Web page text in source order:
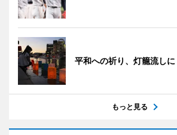
平和への祈り、灯籠流しに
もっと見る